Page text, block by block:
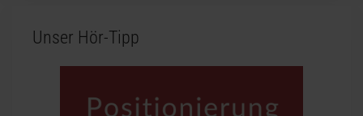
Unser Hör-Tipp